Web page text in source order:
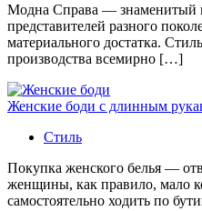
Модна Справа — знаменитый
представителей разного
материального достатка.
производства всемирно […]
Женские боди с длинным
Стиль
Покупка женского белья —
женщины, как правило, мало
самостоятельно ходить по